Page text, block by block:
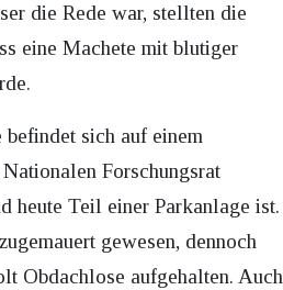
die Rede war, stellten die
eine Machete mit blutiger
befindet sich auf einem
Forschungsrat
heute Teil einer Parkanlage ist.
gewesen, dennoch
Obdachlose aufgehalten. Auch